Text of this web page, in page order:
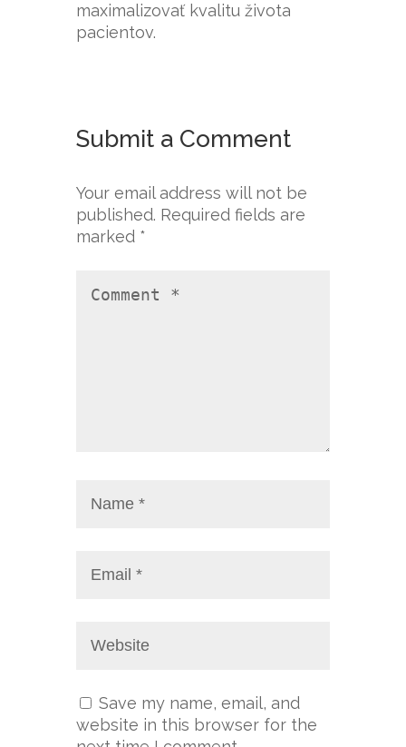
maximalizovať kvalitu života
pacientov.
Submit a Comment
Your email address will not be
published. Required fields are
marked *
Save my name, email, and
website in this browser for the